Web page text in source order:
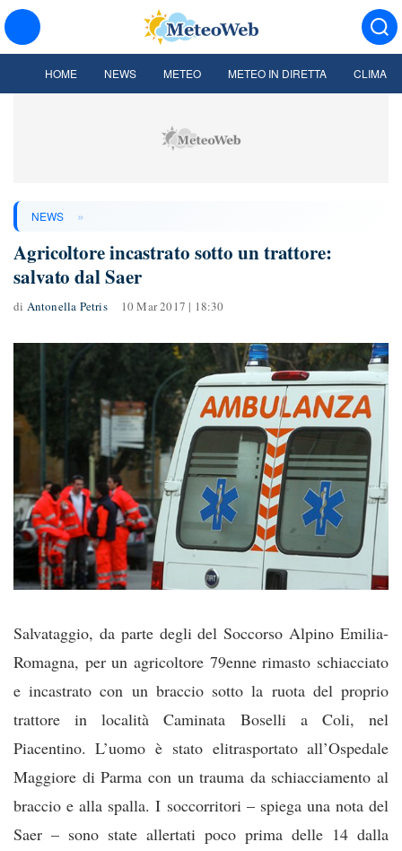
HOME NEWS METEO METEO IN DIRETTA CLIMA
NEWS »
Agricoltore incastrato sotto un trattore:
salvato dal Saer
di Antonella Petris 10 Mar 2017 | 18:30
Salvataggio, da parte degli del Soccorso Alpino Emilia-
Romagna, per un agricoltore 79enne rimasto schiacciato
e incastrato con un braccio sotto la ruota del proprio
trattore in località Caminata Boselli a Coli, nel
Piacentino. L’uomo è stato elitrasportato all’Ospedale
Maggiore di Parma con un trauma da schiacciamento al
braccio e alla spalla. I soccorritori – spiega una nota del
Saer – sono state allertati poco prima delle 14 dalla